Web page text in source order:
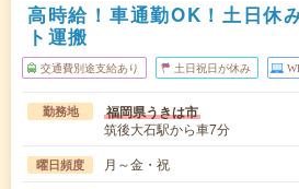
高時給！車通勤OK！土日休
ト運搬
交通費別途支給あり 土日祝日が休み
勤務地 福岡県うきは市
筑後大石駅から車7分
曜日頻度 月～金・祝